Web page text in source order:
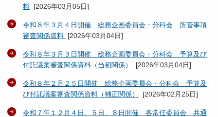
料 [2026年03月05日]
令和８年３月４日開催 総務企画委員会・分科会 所管事項
審査関係資料 [2026年03月04日]
令和８年３月３日開催 総務企画委員会・分科会 予算及び
付託議案審査関係資料（当初関係）
[2026年03月04日]
令和８年２月２５日開催 総務企画委員会・分科会 予算及
び付託議案審査関係資料（補正関係）
[2026年02月25日]
令和７年１２月４日、５日、８日開催 各常任委員会 共通